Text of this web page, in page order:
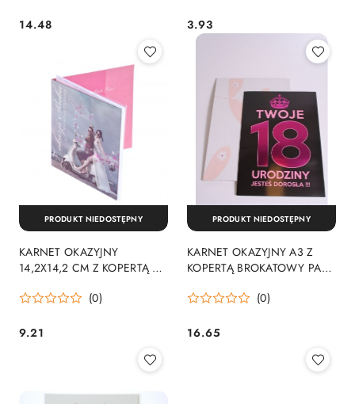
Cena:
14.48 Cena:
3.93
KARNET OKAZYJNY
14,2X14,2 CM Z KOPERTĄ 3D
DRAGON - KARTKI
(0)
Cena:
9.21
PRODUKT NIEDOSTĘPNY
KARNET OKAZYJNY A3 Z
KOPERTĄ BROKATOWY PAN
DRAGON - KARTKI
(0)
Cena:
16.65
PRODUKT NIEDOSTĘPNY